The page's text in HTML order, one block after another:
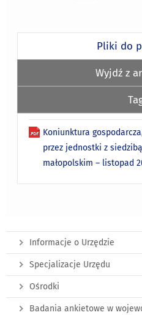
Pliki do
Wyjdź z
Koniunktura
przez jednostki z
małopolskim – listopad
Informacje o Urzędzie
Specjalizacje Urzędu
Ośrodki
Badania ankietowe w